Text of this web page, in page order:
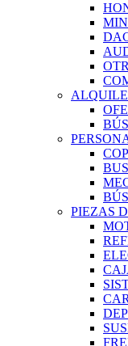
PIEZAS